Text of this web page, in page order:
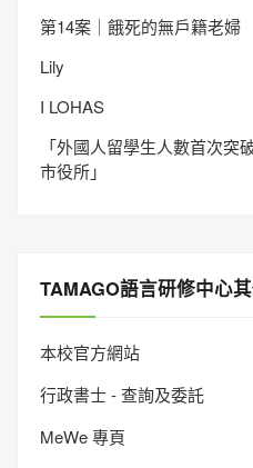
第14案｜餓死的無戶籍老婦
Lily
I LOHAS
「外國人留學生人數首次突
市役所」
TAMAGO語言研修中心
本校官方網站
行政書士 - 查詢及委託
MeWe 專頁